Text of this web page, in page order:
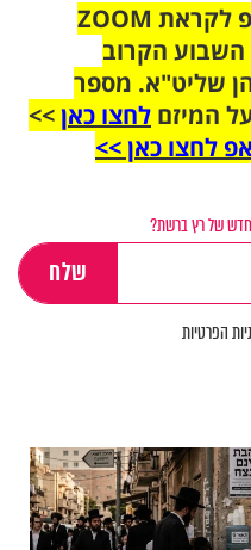
הצטרפו לקבוצת הוואטסאפ לקראת ZOOM
הקרוב
שליט"א. מספר
המיזם לחצו כאן>>
לחצו כאן >>
של רץ ברשת?
הפרטיות